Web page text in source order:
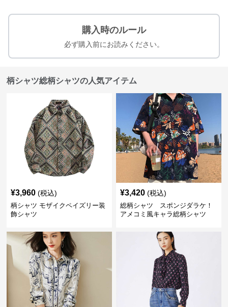
購入時のルール
必ず購入前にお読みください。
柄シャツ総柄シャツの人気アイテム
¥3,960 (税込)
柄シャツ モザイクペイズリー装
飾シャツ
¥3,420 (税込)
総柄シャツ スポンジダラケ！
アメコミ風キャラ総柄シャツ